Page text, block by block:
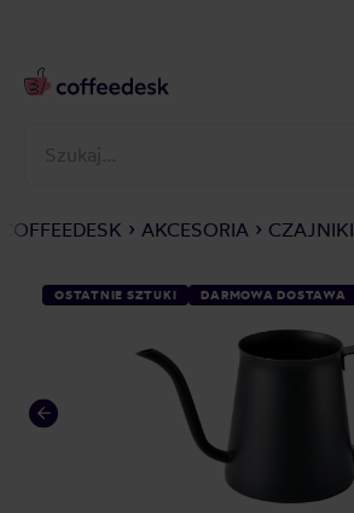
COFFEEDESK AKCESORIA CZAJNIKI
OSTATNIE SZTUKI DARMOWA DOSTAWA